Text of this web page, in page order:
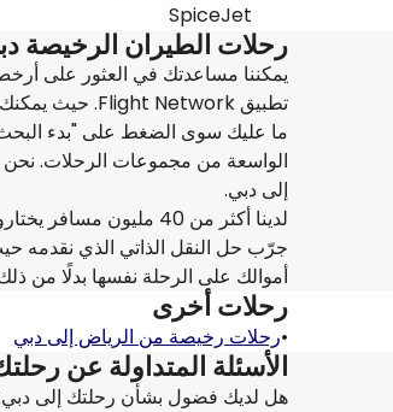
SpiceJet
رحلات الطيران الرخيصة
يمكننا مساعدتك في العثور على
تطبيق Flight Network. حيث يمكنك تسجيل الوصول في رحلتك إلى دبي.
ما عليك سوى الضغط على "بدء
الواسعة من مجموعات الرحلات.
إلى دبي.
لدينا أكثر من 40 مليون مسافر يختاروننا سنويًا لرحلاتهم، يجب أن تجربنا أيضًا لرحلتك إلى دبي.
جرّب حل النقل الذاتي الذي نقدمه
أموالك على الرحلة نفسها بدلًا من ذلك. بعد الحجز معنا، نمنحك ما
رحلات أخرى
•رحلات رخيصة من الرياض إلى دبي
الأسئلة المتداولة عن